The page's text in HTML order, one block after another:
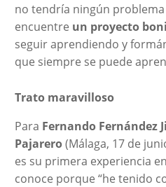
no tendría ningún
encuentre un proyecto
seguir aprendiendo y
que siempre se puede
Trato maravilloso
Para Fernando Fernández
Pajarero(Málaga, 17 de
es su primera experiencia
conoce porque “he tenido